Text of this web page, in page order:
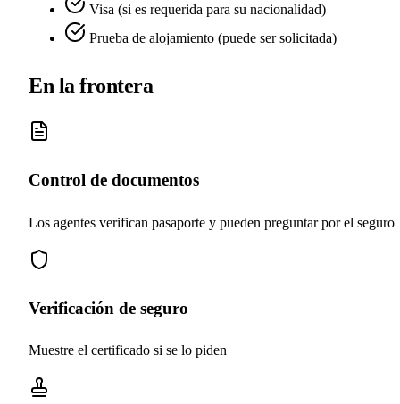
Visa (si es requerida para su nacionalidad)
Prueba de alojamiento (puede ser solicitada)
En la frontera
Control de documentos
Los agentes verifican pasaporte y pueden preguntar por el seguro
Verificación de seguro
Muestre el certificado si se lo piden